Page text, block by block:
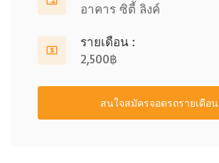
อาคาร ซิตี้ ลิงค์
รายเดือน :
2,500฿
สนใจสมัครจอดรถรายเดือน